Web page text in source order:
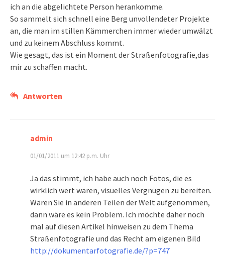
ich an die abgelichtete Person herankomme.
So sammelt sich schnell eine Berg unvollendeter Projekte
an, die man im stillen Kämmerchen immer wieder umwälzt
und zu keinem Abschluss kommt.
Wie gesagt, das ist ein Moment der Straßenfotografie,das
mir zu schaffen macht.
Antworten
admin
01/01/2011 um 12:42 p.m. Uhr
Ja das stimmt, ich habe auch noch Fotos, die es
wirklich wert wären, visuelles Vergnügen zu bereiten.
Wären Sie in anderen Teilen der Welt aufgenommen,
dann wäre es kein Problem. Ich möchte daher noch
mal auf diesen Artikel hinweisen zu dem Thema
Straßenfotografie und das Recht am eigenen Bild
http://dokumentarfotografie.de/?p=747